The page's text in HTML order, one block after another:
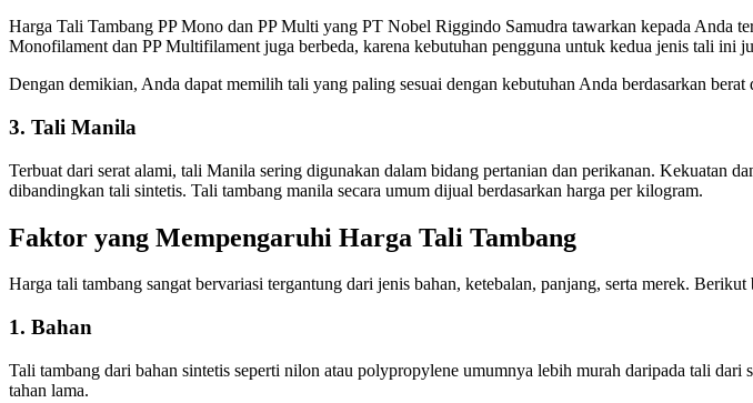
Harga Tali Tambang PP Mono dan PP Multi yang PT Nobel Riggindo Samudra tawarkan kepada Anda
Monofilament dan PP Multifilament juga berbeda, karena kebutuhan pengguna untuk kedua jenis tali ini
Dengan demikian, Anda dapat memilih tali yang paling sesuai dengan kebutuhan Anda berdasarkan
3. Tali Manila
Terbuat dari serat alami, tali Manila sering digunakan dalam bidang pertanian dan perikanan. Kekuatan
dibandingkan tali sintetis. Tali tambang manila secara umum dijual berdasarkan harga per kilogram.
Faktor yang Mempengaruhi Harga Tali Tambang
Harga tali tambang sangat bervariasi tergantung dari jenis bahan, ketebalan, panjang, serta merek.
1. Bahan
Tali tambang dari bahan sintetis seperti nilon atau polypropylene umumnya lebih murah daripada tali
tahan lama.